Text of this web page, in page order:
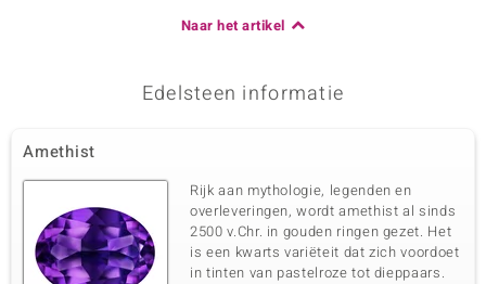
Naar het artikel
Edelsteen informatie
Amethist
Rijk aan mythologie, legenden en
overleveringen, wordt amethist al sinds
2500 v.Chr. in gouden ringen gezet. Het
is een kwarts variëteit dat zich voordoet
in tinten van pastelroze tot dieppaars.